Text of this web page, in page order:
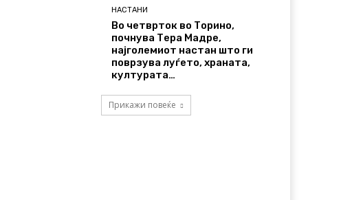
НАСТАНИ
Во четврток во Торино,
почнува Тера Мадре,
најголемиот настан што ги
поврзува луѓето, храната,
културата…
Прикажи повеќе